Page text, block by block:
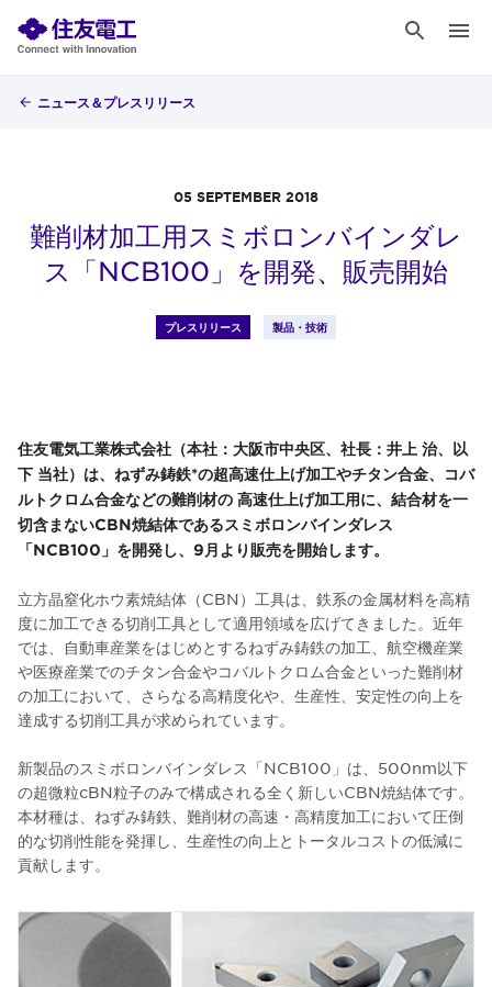
ニュース＆プレスリリース
05 SEPTEMBER 2018
難削材加工用スミボロンバインダレ
ス「NCB100」を開発、販売開始
プレスリリース 製品・技術
住友電気工業株式会社（本社：大阪市中央区、社長：井上 治、以
下 当社）は、ねずみ鋳鉄*の超高速仕上げ加工やチタン合金、コバ
ルトクロム合金などの難削材の 高速仕上げ加工用に、結合材を一
切含まないCBN焼結体であるスミボロンバインダレス
「NCB100」を開発し、9月より販売を開始します。
立方晶窒化ホウ素焼結体（CBN）工具は、鉄系の金属材料を高精
度に加工できる切削工具として適用領域を広げてきました。近年
では、自動車産業をはじめとするねずみ鋳鉄の加工、航空機産業
や医療産業でのチタン合金やコバルトクロム合金といった難削材
の加工において、さらなる高精度化や、生産性、安定性の向上を
達成する切削工具が求められています。
新製品のスミボロンバインダレス「NCB100」は、500nm以下
の超微粒cBN粒子のみで構成される全く新しいCBN焼結体です。
本材種は、ねずみ鋳鉄、難削材の高速・高精度加工において圧倒
的な切削性能を発揮し、生産性の向上とトータルコストの低減に
貢献します。